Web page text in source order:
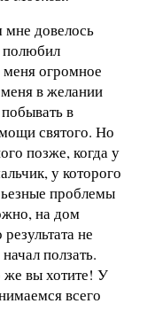
мне довелось
полюбил
меня огромное
в желании
в
святого. Но
позже, когда у
у которого
проблемы
на дом
не
ползать.
вы хотите! У
всего